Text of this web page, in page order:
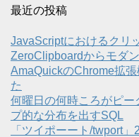
最近の投稿
JavaScriptにおけるクリ
ZeroClipboardからモダ
AmaQuickのChrome拡
た
何曜日の何時ころがピー
プ的な分布を出すSQL
「ツイポーート/twport